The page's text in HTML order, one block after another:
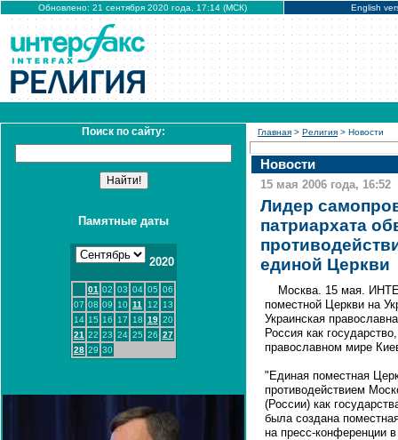
Обновлено: 21 сентября 2020 года, 17:14 (МСК) English
Поиск по сайту:
Памятные даты
2020
01 02 03 04 05 06
07 08 09 10 11 12
13
14 15 16 17 18 19 20
21 22 23 24 25 26 27
28 29 30
Главная > Религия > Новости
Новости
15 мая 2006 года, 16:52
Лидер
патриархата
единой Церкви
Москва. 15 мая.
поместной Церкви на
Украинская
Россия как
православном мире
"Единая поместная
противодействием
(России) как
была создана
на пресс-конференции